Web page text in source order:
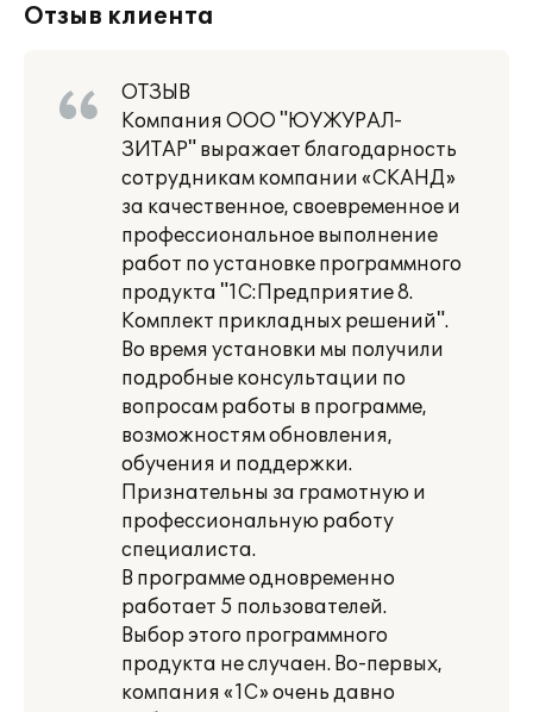
Отзыв клиента
ОТЗЫВ
Компания ООО "ЮУЖУРАЛ-
ЗИТАР" выражает благодарность
сотрудникам компании «СКАНД»
за качественное, своевременное и
профессиональное выполнение
работ по установке программного
продукта "1С:Предприятие 8.
Комплект прикладных решений".
Во время установки мы получили
подробные консультации по
вопросам работы в программе,
возможностям обновления,
обучения и поддержки.
Признательны за грамотную и
профессиональную работу
специалиста.
В программе одновременно
работает 5 пользователей.
Выбор этого программного
продукта не случаен. Во-первых,
компания «1С» очень давно